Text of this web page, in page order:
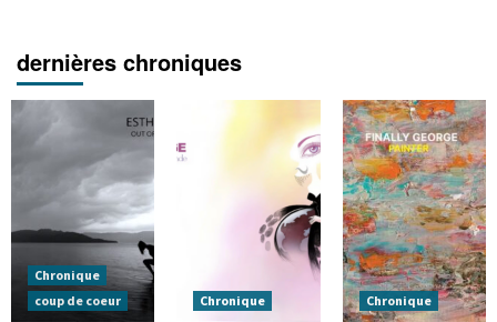
dernières chroniques
Chronique
coup de coeur
Chronique Chronique